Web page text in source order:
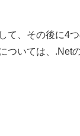
て、その後に4
ついては、.Net